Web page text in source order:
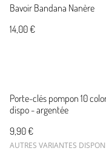
Bavoir Bandana Nanère
14,00 €
Porte-clés pompon 10
dispo - argentée
9,90 €
AUTRES VARIANTES